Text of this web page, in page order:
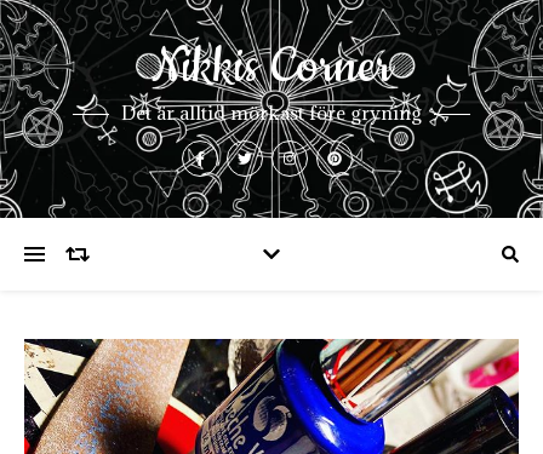
Nikkis Corner
Det är alltid mörkast före gryning